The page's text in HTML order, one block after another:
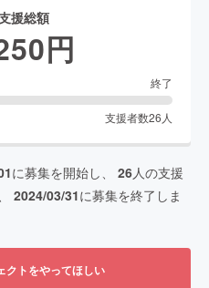
援総額
円
終了
支援者数26 人
に募集を開始し、 26人の支援
2024/03/31に募集を終了しま
クトをやってほしい